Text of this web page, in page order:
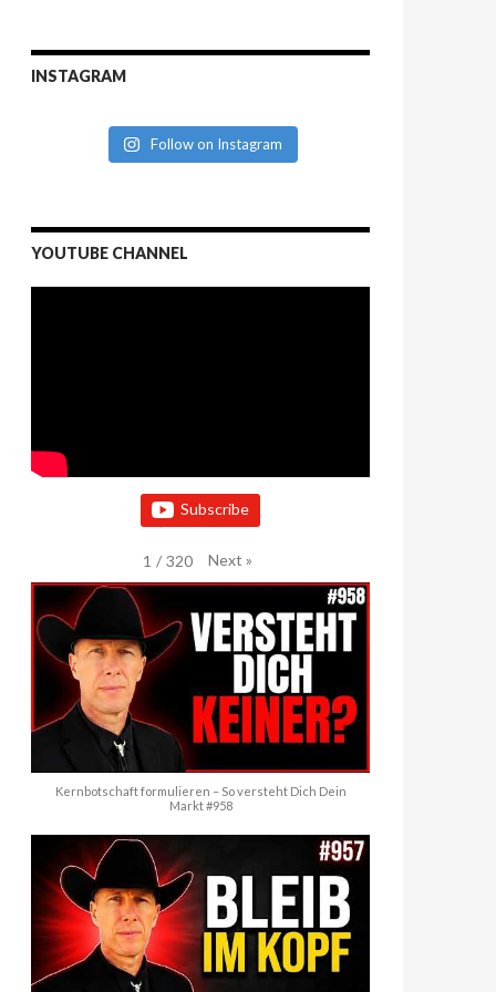
INSTAGRAM
Follow on Instagram
YOUTUBE CHANNEL
Subscribe
1 / 320 Next »
Kernbotschaft formulieren – So versteht Dich Dein
Markt #958